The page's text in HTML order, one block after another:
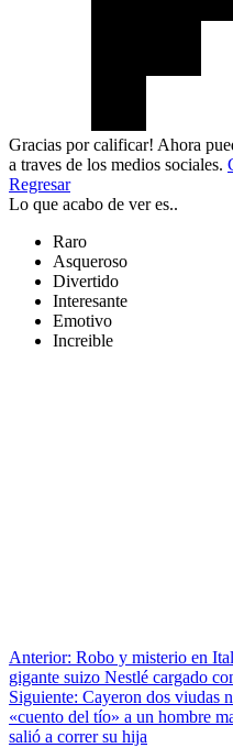
Gracias por calificar! Ahora
a traves de los medios sociales.
Regresar
Lo que acabo de ver es..
Raro
Asqueroso
Divertido
Interesante
Emotivo
Increible
Anterior: Robo y misterio en
gigante suizo Nestlé cargado
Siguiente: Cayeron dos viudas
«cuento del tío» a un hombre
salió a correr su hija